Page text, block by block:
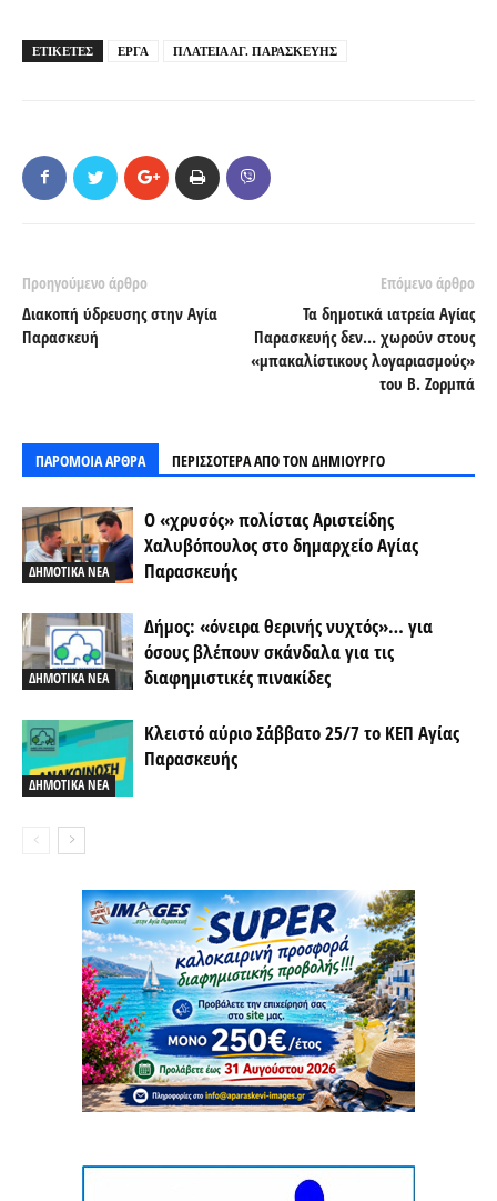
ΕΤΙΚΕΤΕΣ ΕΡΓΑ ΠΛΑΤΕΙΑ ΑΓ. ΠΑΡΑΣΚΕΥΗΣ
Προηγούμενο άρθρο
Διακοπή ύδρευσης στην Αγία
Παρασκευή
Επόμενο άρθρο
Τα δημοτικά ιατρεία Αγίας
Παρασκευής δεν… χωρούν στους
«μπακαλίστικους λογαριασμούς»
του Β. Ζορμπά
ΠΑΡΟΜΟΙΑ ΑΡΘΡΑ ΠΕΡΙΣΣΟΤΕΡΑ ΑΠΟ ΤΟΝ ΔΗΜΙΟΥΡΓΟ
ΔΗΜΟΤΙΚΑ ΝΕΑ
Ο «χρυσός» πολίστας Αριστείδης
Χαλυβόπουλος στο δημαρχείο Αγίας
Παρασκευής
ΔΗΜΟΤΙΚΑ ΝΕΑ
Δήμος: «όνειρα θερινής νυχτός»… για
όσους βλέπουν σκάνδαλα για τις
διαφημιστικές πινακίδες
ΔΗΜΟΤΙΚΑ ΝΕΑ
Κλειστό αύριο Σάββατο 25/7 το ΚΕΠ Αγίας
Παρασκευής